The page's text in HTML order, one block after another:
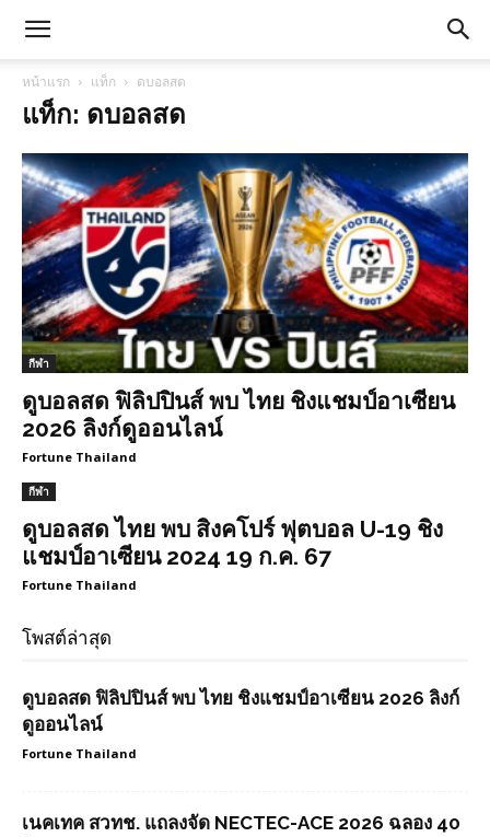
หน้าแรก แท็ก ดบอลสด
แท็ก: ดบอลสด
กีฬา
ดูบอลสด ฟิลิปปินส์ พบ ไทย ชิงแชมป์อาเซียน
2026 ลิงก์ดูออนไลน์
Fortune Thailand
กีฬา
ดูบอลสด ไทย พบ สิงคโปร์ ฟุตบอล U-19 ชิง
แชมป์อาเซียน 2024 19 ก.ค. 67
Fortune Thailand
โพสต์ล่าสุด
ดูบอลสด ฟิลิปปินส์ พบ ไทย ชิงแชมป์อาเซียน 2026 ลิงก์
ดูออนไลน์
Fortune Thailand
เนคเทค สวทช. แถลงจัด NECTEC-ACE 2026 ฉลอง 40